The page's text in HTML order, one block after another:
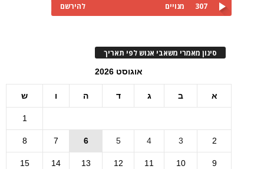
307 מנויים להירשם
סינון מאמרי משאבי אנוש לפי תאריך
אוגוסט 2026
א ב ג ד ה ו ש
1
2
3
4
5
6
7
8
9
10
11
12
13
14
15